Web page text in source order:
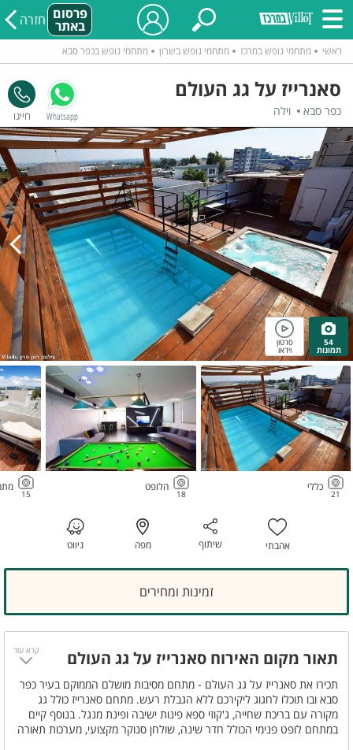
פרסום
באתר חזרה
ראשי מתחמי נופש במרכז מתחמי נופש בשרון מתחמי נופש בכפר סבא
סאנרייז על גג העולם
כפר סבא וילה Whatsapp
54
תמונות
סרטון
וידאו
21
כללי
18
הלופט
15
אהבתי שיתוף מפה ניווט
זמינות ומחירים
תאור מקום האירוח סאנרייז על גג העולם
תכירו את סאנרייז על גג העולם - מתחם מסיבות מושלם הממוקם בעיר כפר
סבא ובו תוכלו לחגוג ליקירכם ללא הגבלת רעש. מתחם סאנרייז כולל גג
מקורה עם בריכת שחייה, ג'קוזי ספא פינות ישיבה ופינת מנגל. בנוסף קיים
במתחם לופט פנימי הכולל חדר שינה, שולחן סנוקר מקצועי, מערכות תאורה
קרא עוד